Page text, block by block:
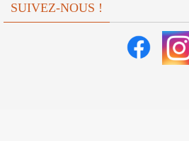
SUIVEZ-NOUS !